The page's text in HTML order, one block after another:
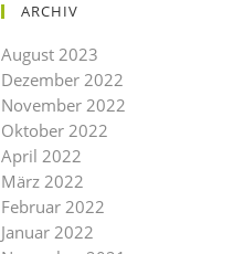
ARCHIV
August 2023
Dezember 2022
November 2022
Oktober 2022
April 2022
März 2022
Februar 2022
Januar 2022